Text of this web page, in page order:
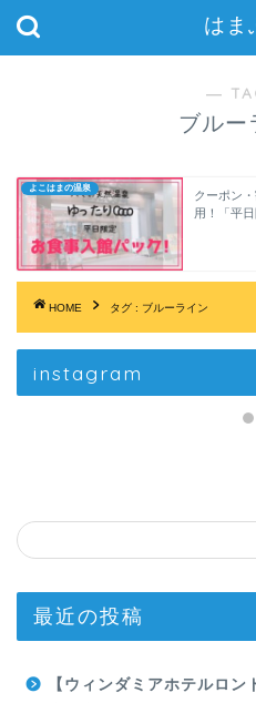
はま
―
ブルー
よこはまの温泉
クーポン
用！「平
HOME タグ : ブルーライン
instagram
最近の投稿
【ウィンダミアホテルロ